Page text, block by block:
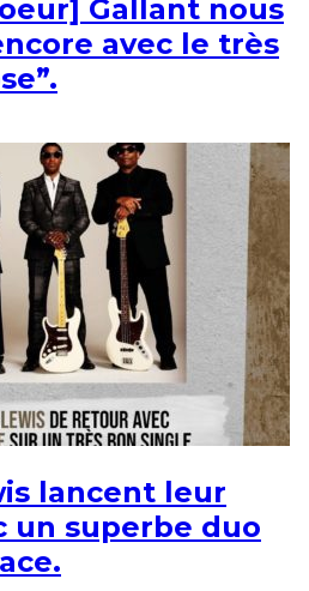
Gallant nous
avec le très
lancent leur
un superbe duo